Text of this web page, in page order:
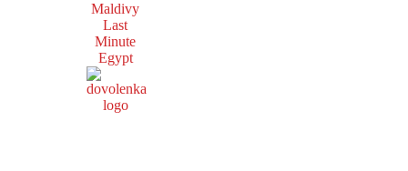
Maldivy
Last
Minute
Egypt